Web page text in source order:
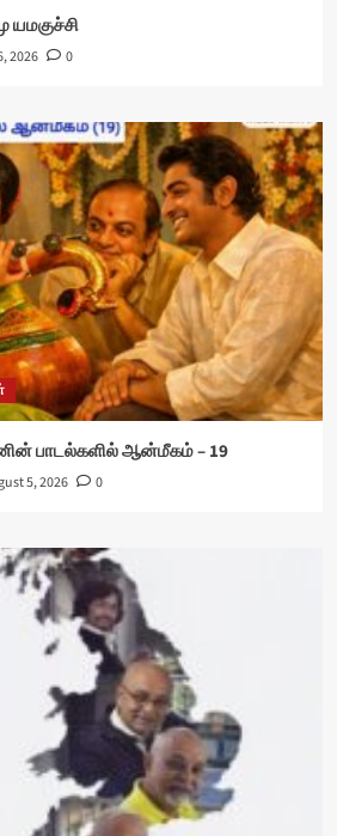
யமகுச்சி
2026 0
பாடல்களில் ஆன்மீகம் – 19
5, 2026 0